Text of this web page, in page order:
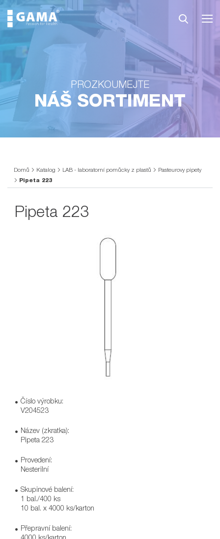
PROZKOUMEJTE
NÁŠ SORTIMENT
Domů Katalog LAB - laboratorní pomůcky z plastů Pasteurovy pipety
Pipeta 223
Pipeta 223
Číslo výrobku:
V204523
Název (zkratka):
Pipeta 223
Provedení:
Nesterilní
Skupinové balení:
1 bal./400 ks
10 bal. x 4000 ks/karton
Přepravní balení:
4000 ks/karton